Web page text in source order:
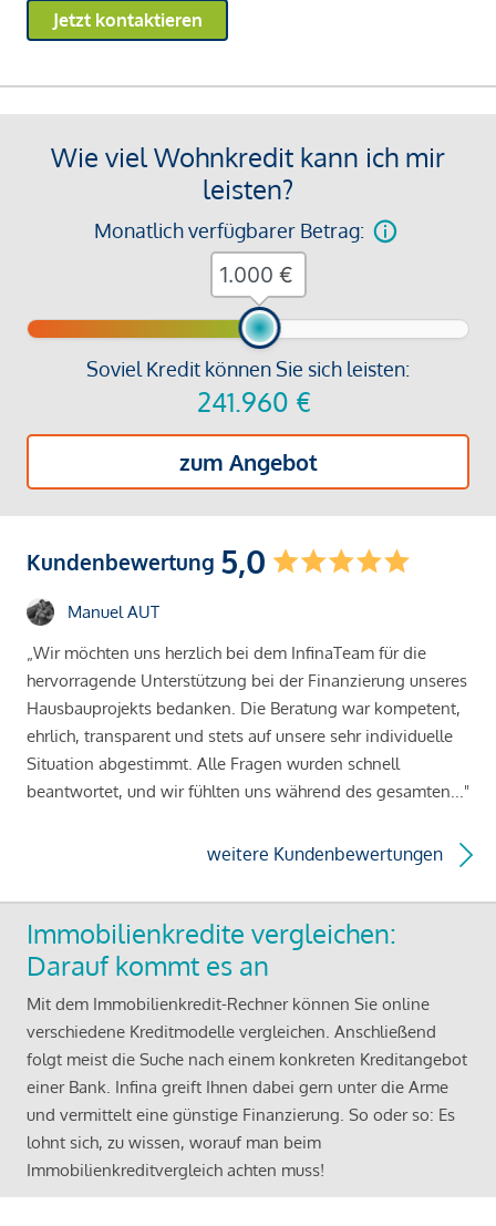
Jetzt kontaktieren
Wie viel Wohnkredit kann ich mir
leisten?
Monatlich verfügbarer Betrag:
Soviel Kredit können Sie sich leisten:
241.960 €
zum Angebot
€
Kundenbewertung 5,0
Manuel AUT
„Wir möchten uns herzlich bei dem InfinaTeam für die
hervorragende Unterstützung bei der Finanzierung unseres
Hausbauprojekts bedanken. Die Beratung war kompetent,
ehrlich, transparent und stets auf unsere sehr individuelle
Situation abgestimmt. Alle Fragen wurden schnell
beantwortet, und wir fühlten uns während des gesamten..."
weitere Kundenbewertungen
Immobilienkredite vergleichen:
Darauf kommt es an
Mit dem Immobilienkredit-Rechner können Sie online
verschiedene Kreditmodelle vergleichen. Anschließend
folgt meist die Suche nach einem konkreten Kreditangebot
einer Bank. Infina greift Ihnen dabei gern unter die Arme
und vermittelt eine günstige Finanzierung. So oder so: Es
lohnt sich, zu wissen, worauf man beim
Immobilienkreditvergleich achten muss!